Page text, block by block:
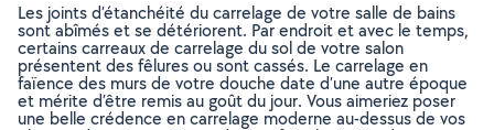
Les joints d’étanchéité du carrelage de votre salle de bains
sont abîmés et se détériorent. Par endroit et avec le temps,
certains carreaux de carrelage du sol de votre salon
présentent des fêlures ou sont cassés. Le carrelage en
faïence des murs de votre douche date d’une autre époque
et mérite d’être remis au goût du jour. Vous aimeriez poser
une belle crédence en carrelage moderne au-dessus de vos